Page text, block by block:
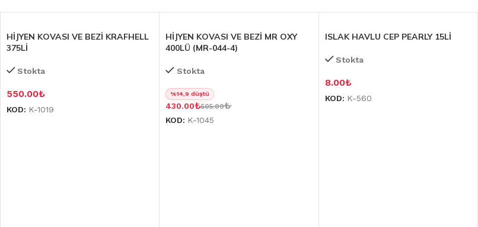
HİJYEN KOVASI VE BEZİ KRAFHELL
375Lİ
Stokta
550.00₺
KOD: K-1019
HİJYEN KOVASI VE BEZİ MR OXY
400LÜ (MR-044-4)
Stokta
%14,9 düştü
430.00₺505.00₺
KOD: K-1045
ISLAK HAVLU CEP PEARLY 15Lİ
Stokta
8.00₺
KOD: K-560